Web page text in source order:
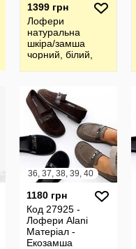
1399 грн
Лофери
натуральна
шкіра/замша
чорний, білий,
36, 37, 38, 39, 40
1180 грн
Код 27925 -
Лофери Alani
Матеріал -
Екозамша